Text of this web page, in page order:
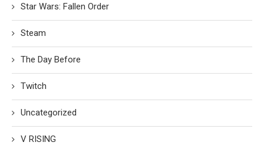
Star Wars: Fallen Order
Steam
The Day Before
Twitch
Uncategorized
V RISING